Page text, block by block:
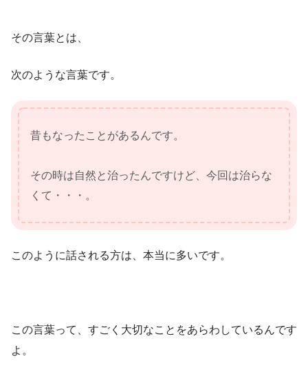
その言葉とは、
次のような言葉です。
昔もなったことがあるんです。
その時は自然と治ったんですけど、今回は治らな
くて・・・。
このように話される方は、本当に多いです。
この言葉って、すごく大切なことをあらわしているんです
よ。